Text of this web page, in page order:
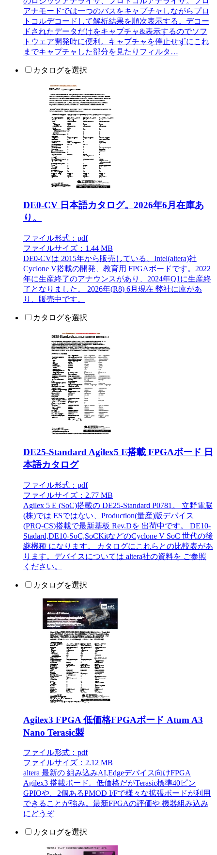
アナモードでは一つのバスをキャプチャしながらプロ
トコルデコードして解析結果を順次表示する。デコー
ドされたデータだけをキャプチャ&表示するのでソフ
トウェア開発時に便利。キャプチャを停止せずにこれ
までキャプチャした部分を見たりフィルタ…
カタログを選択
DE0-CV 日本語カタログ。2026年6月在庫あ
り。
ファイル形式：pdf
ファイルサイズ：1.44 MB
DE0-CVは 2015年から販売している、Intel(altera)社
Cyclone V搭載の開発、教育用 FPGAボードです。2022
年に生産終了のアナウンスがあり、2024年Q1に生産終
了となりました。 2026年(R8) 6月現在 弊社に庫があ
り、販売中です。
カタログを選択
DE25-Standard Agilex5 E搭載 FPGAボード 日
本語カタログ
ファイル形式：pdf
ファイルサイズ：2.77 MB
Agilex 5 E (SoC)搭載の DE25-Standard P0781。 立野電脳
(株)では ESではない、Production(量産)版デバイス
(PRQ-CS)搭載で最新基板 Rev.Dを 出荷中です。 DE10-
Stadard,DE10-SoC,SoCKitなどのCyclone V SoC 世代の後
継機種 になります。 カタログにこれらとの比較表があ
ります。デバイスについては altera社の資料を ご参照
ください。
カタログを選択
Agilex3 FPGA 低価格FPGAボード Atum A3
Nano Terasic製
ファイル形式：pdf
ファイルサイズ：2.12 MB
altera 最新の 組み込みAI,Edgeデバイス向けFPGA
Agilex3 搭載ボード。低価格だがTerasic標準40ピン
GPIOや、2個あるPMOD I/Fで様々な拡張ボードが利用
できることが強み。最新FPGAの評価や 機器組み込み
にどうぞ
カタログを選択